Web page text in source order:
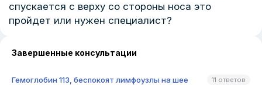
спускается с верху со стороны носа это
пройдет или нужен специалист?
Завершенные консультации
Гемоглобин 113, беспокоят лимфоузлы на шее 11 ответов